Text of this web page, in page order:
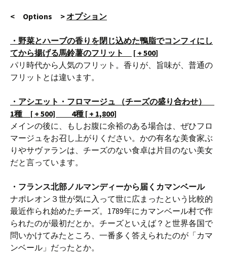
< Options > オプション
・ 野菜とハーブの香りを閉じ込めた鴨脂でコンフィにし
てから揚げる馬鈴薯のフリット
[ + 500]
パリ時代から人気のフリット。香りが、旨味が、普通の
フリットとは違います。
・アシエット・フロマージュ （チーズの盛り合わせ）
1種 [ + 500] 4種 [ + 1,800]
メインの後に、もしお腹に余裕のある場合は、ぜひフロ
マージュをお召し上がりください。かの有名な美食家ぶ
りやサヴァランは、チーズのない食卓は片目のない美女
だと言っています。
・フランス北部ノルマンディーから届くカマンベール
ナポレオン３世が気に入って世に広まったという比較的
最近作られ始めたチーズ。1789年にカマンベール村で作
られたのが最初だとか。チーズといえば？と世界各国で
問いかけてみたところ、一番多く答えられたのが「カマ
ンベール」だったとか。